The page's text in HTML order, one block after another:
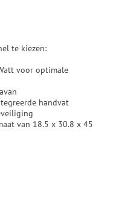
te kiezen:
voor optimale
handvat
van 18.5 x 30.8 x 45